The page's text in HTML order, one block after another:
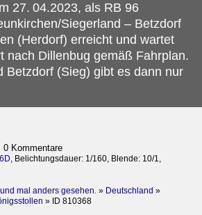
27. 04.2023, als RB 96
Siegerland – Betzdorf
(Herdorf) erreicht und wartet
nach Dillenbug gemäß Fahrplan.
Betzdorf (Sieg) gibt es dann nur
0 Kommentare
, Belichtungsdauer: 1/160, Blende: 10/1,
mal anders gesehen. » Deutschland »
» ID 810368